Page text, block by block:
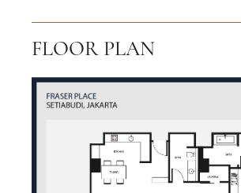
FLOOR PLAN